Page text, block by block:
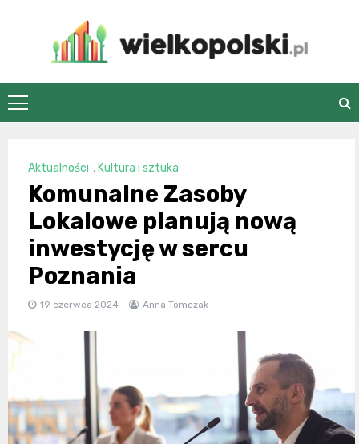
wielkopolski.pl
Aktualności , Kultura i sztuka
Komunalne Zasoby
Lokalowe planują nową
inwestycję w sercu
Poznania
19 czerwca 2024 Anna Tomczak